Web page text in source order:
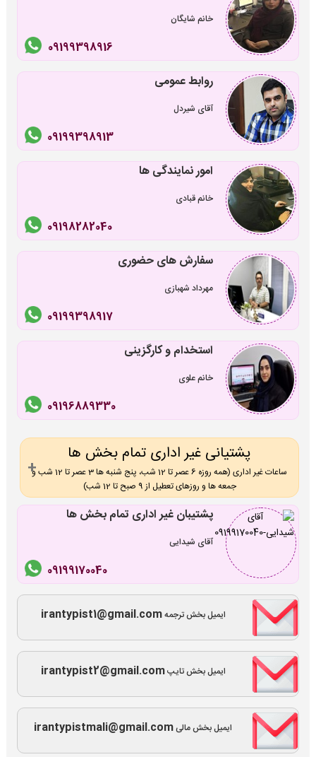
خانم شایگان
09199398916
روابط عمومی
آقای شیردل
09199398913
امور نمایندگی ها
خانم قبادی
09198282040
سفارش های حضوری
مهرداد شهبازی
09199398917
استخدام و کارگزینی
خانم علوی
09196889330
پشتیانی غیر اداری تمام بخش ها
ساعات غیر اداری (همه روزه 6 عصر تا 12 شب، پنج شنبه ها 3 عصر تا 12 شب و
جمعه ها و روزهای تعطیل از 9 صبح تا 12 شب)
پشتیبان غیر اداری تمام بخش ها
آقای شیدایی
09199170040
ایمیل بخش ترجمهirantypist1@gmail.com
ایمیل بخش تایپirantypist2@gmail.com
ایمیل بخش مالیirantypistmali@gmail.com